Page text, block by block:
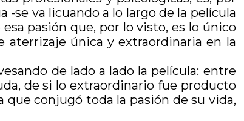
-se va licuando a lo largo de la película
pasión que, por lo visto, es lo único
aterrizaje única y extraordinaria en la
de lado a lado la película: entre
de si lo extraordinario fue producto
conjugó toda la pasión de su vida,